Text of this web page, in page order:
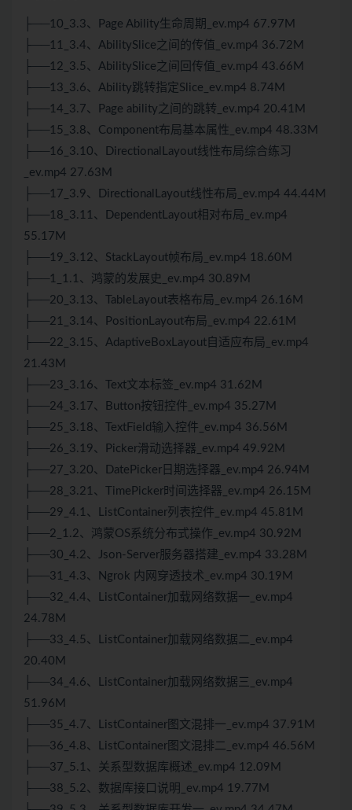
├──10_3.3、Page Ability生命周期_ev.mp4 67.97M
├──11_3.4、AbilitySlice之间的传值_ev.mp4 36.72M
├──12_3.5、AbilitySlice之间回传值_ev.mp4 43.66M
├──13_3.6、Ability跳转指定Slice_ev.mp4 8.74M
├──14_3.7、Page ability之间的跳转_ev.mp4 20.41M
├──15_3.8、Component布局基本属性_ev.mp4 48.33M
├──16_3.10、DirectionalLayout线性布局综合练习
_ev.mp4 27.63M
├──17_3.9、DirectionalLayout线性布局_ev.mp4 44.44M
├──18_3.11、DependentLayout相对布局_ev.mp4
55.17M
├──19_3.12、StackLayout帧布局_ev.mp4 18.60M
├──1_1.1、鸿蒙的发展史_ev.mp4 30.89M
├──20_3.13、TableLayout表格布局_ev.mp4 26.16M
├──21_3.14、PositionLayout布局_ev.mp4 22.61M
├──22_3.15、AdaptiveBoxLayout自适应布局_ev.mp4
21.43M
├──23_3.16、Text文本标签_ev.mp4 31.62M
├──24_3.17、Button按钮控件_ev.mp4 35.27M
├──25_3.18、TextField输入控件_ev.mp4 36.56M
├──26_3.19、Picker滑动选择器_ev.mp4 49.92M
├──27_3.20、DatePicker日期选择器_ev.mp4 26.94M
├──28_3.21、TimePicker时间选择器_ev.mp4 26.15M
├──29_4.1、ListContainer列表控件_ev.mp4 45.81M
├──2_1.2、鸿蒙OS系统分布式操作_ev.mp4 30.92M
├──30_4.2、Json-Server服务器搭建_ev.mp4 33.28M
├──31_4.3、Ngrok 内网穿透技术_ev.mp4 30.19M
├──32_4.4、ListContainer加载网络数据一_ev.mp4
24.78M
├──33_4.5、ListContainer加载网络数据二_ev.mp4
20.40M
├──34_4.6、ListContainer加载网络数据三_ev.mp4
51.96M
├──35_4.7、ListContainer图文混排一_ev.mp4 37.91M
├──36_4.8、ListContainer图文混排二_ev.mp4 46.56M
├──37_5.1、关系型数据库概述_ev.mp4 12.09M
├──38_5.2、数据库接口说明_ev.mp4 19.77M